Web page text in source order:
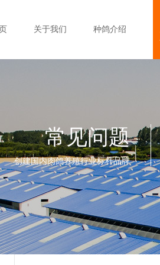
关于我们 种鸽介绍
常见问题
创建国内肉鸽养殖行业标杆品牌